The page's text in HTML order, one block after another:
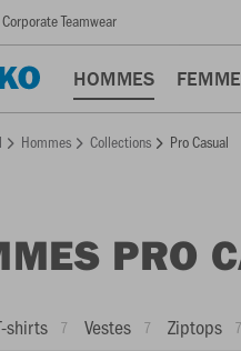
Corporate Teamwear
HOMMES
Hommes Collections Pro Casual
PRO
shirts 7 Vestes 7 Ziptops 7